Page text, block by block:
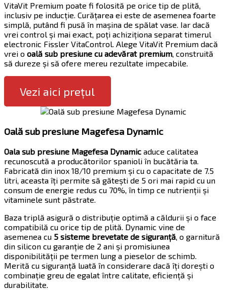
VitaVit Premium poate fi folosită pe orice tip de plită,
inclusiv pe inducție. Curățarea ei este de asemenea foarte
simplă, putând fi pusă în mașina de spălat vase. Iar dacă
vrei control și mai exact, poți achiziționa separat timerul
electronic Fissler VitaControl. Alege VitaVit Premium dacă
vrei o oală sub presiune cu adevărat premium, construită
să dureze și să ofere mereu rezultate impecabile.
Vezi aici prețul
Oală sub presiune Magefesa Dynamic
Oala sub presiune Magefesa Dynamic aduce calitatea
recunoscută a producătorilor spanioli în bucătăria ta.
Fabricată din inox 18/10 premium și cu o capacitate de 7.5
litri, aceasta îți permite să gătești de 5 ori mai rapid cu un
consum de energie redus cu 70%, în timp ce nutrienții și
vitaminele sunt păstrate.
Baza triplă asigură o distribuție optimă a căldurii și o face
compatibilă cu orice tip de plită. Dynamic vine de
asemenea cu 5 sisteme brevetate de siguranță, o garnitură
din silicon cu garanție de 2 ani și promisiunea
disponibilității pe termen lung a pieselor de schimb.
Merită cu siguranță luată în considerare dacă îți dorești o
combinație greu de egalat între calitate, eficiență și
durabilitate.